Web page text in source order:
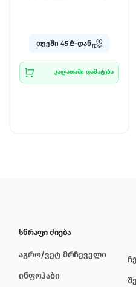
თვეში 45 ₾-დან
კალათაში დამატება
სწრაფი ძიება
აგრო/ვეტ მრჩეველი
ინფოჰაბი